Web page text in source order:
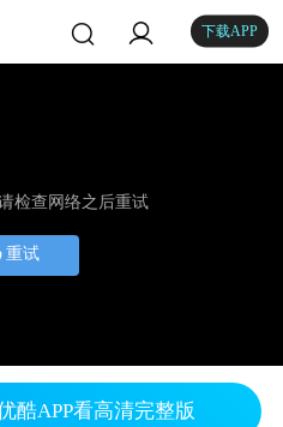
下载APP
检查网络之后重试
重试
酷APP看高清完整版